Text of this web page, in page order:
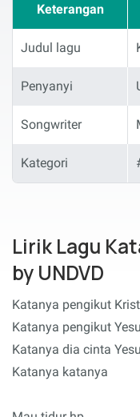
Keterangan
Judul lagu
Penyanyi
Songwriter
Kategori
Lirik Lagu
by UNDVD
Katanya pengikut
Katanya pengikut
Katanya dia cinta
Katanya katanya